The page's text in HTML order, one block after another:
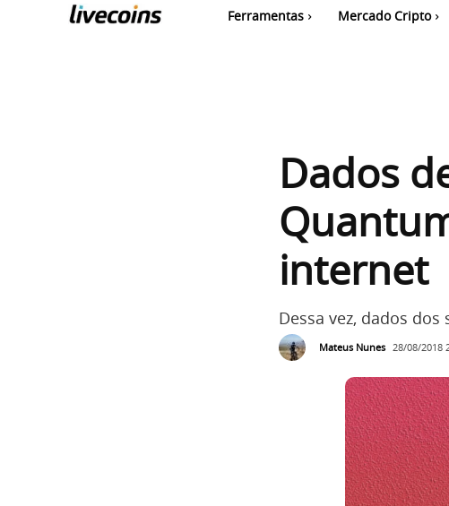
Ferramentas Mercado Cripto
Dados
internet
Dessa vez, dados
Mateus Nunes 28/08/2018